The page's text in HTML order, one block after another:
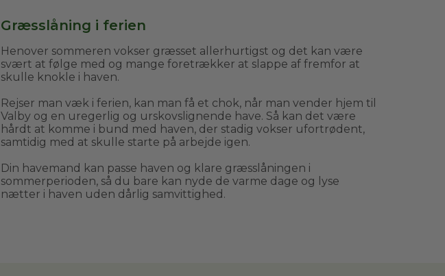
Græsslåning i ferien
Henover sommeren vokser græsset allerhurtigst og det kan være
svært at følge med og mange foretrækker at slappe af fremfor at
skulle knokle i haven.
Rejser man væk i ferien, kan man få et chok, når man vender hjem til
Valby og en uregerlig og urskovslignende have. Så kan det være
hårdt at komme i bund med haven, der stadig vokser ufortrødent,
samtidig med at skulle starte på arbejde igen.
Din havemand kan passe haven og klare græsslåningen i
sommerperioden, så du bare kan nyde de varme dage og lyse
nætter i haven uden dårlig samvittighed.